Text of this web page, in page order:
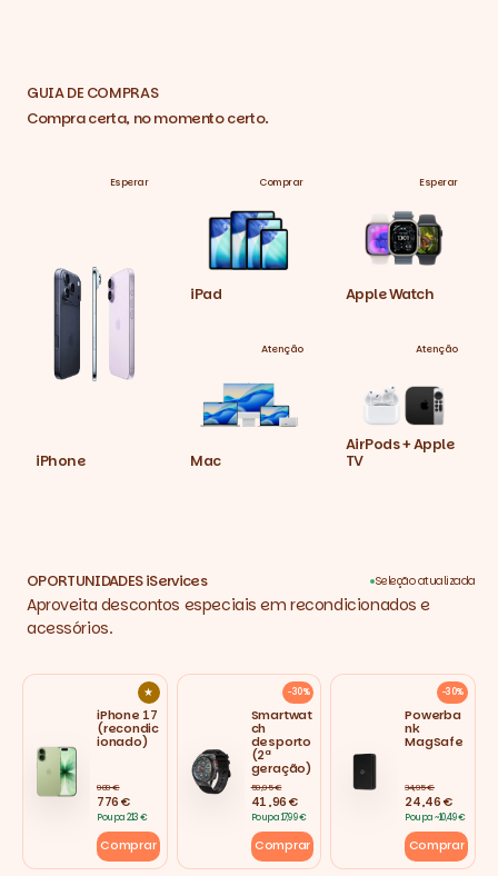
GUIA DE COMPRAS
Compra certa, no momento certo.
Esperar
iPhone
Comprar
iPad
Esperar
Apple Watch
Atenção
Mac
Atenção
AirPods + Apple
TV
OPORTUNIDADES iServices Seleção atualizada
Aproveita descontos especiais em recondicionados e
acessórios.
★
iPhone 17
(recondic
ionado)
989 €
776 €
Poupa 213 €
Comprar
−30%
Smartwat
ch
desporto
(2ª
geração)
59,95 €
41,96 €
Poupa 17,99 €
Comprar
−30%
Powerba
nk
MagSafe
34,95 €
24,46 €
Poupa ~10,49 €
Comprar